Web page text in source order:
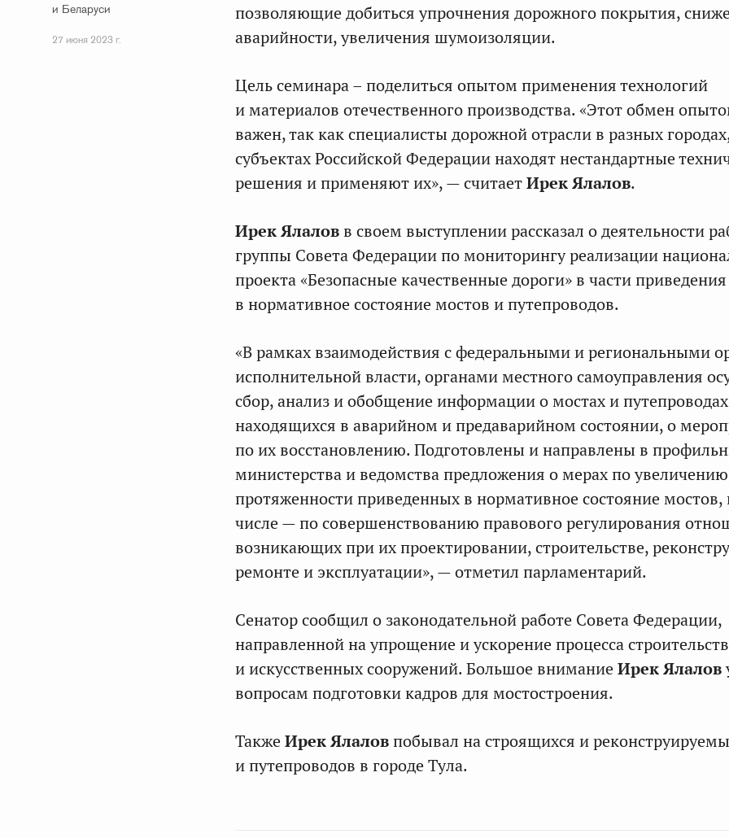
и Беларуси
27 июня 2023 г.
позволяющие добиться упрочнения дорожного покрытия,
аварийности, увеличения шумоизоляции.
Цель семинара – поделиться опытом применения технологий
и материалов отечественного производства. «Этот обмен
важен, так как специалисты дорожной отрасли в разных
субъектах Российской Федерации находят нестандартные
решения и применяют их», — считаетИрек Ялалов.
Ирек Ялаловв своем выступлении рассказал о деятельности
группы Совета Федерации по мониторингу реализации
проекта «Безопасные качественные дороги» в части приведения
в нормативное состояние мостов и путепроводов.
«В рамках взаимодействия с федеральными и региональными
исполнительной власти, органами местного самоуправления
сбор, анализ и обобщение информации о мостах и
находящихся в аварийном и предаварийном состоянии, о
по их восстановлению. Подготовлены и направлены в
министерства и ведомства предложения о мерах по увеличению
протяженности приведенных в нормативное состояние мостов,
числе — по совершенствованию правового регулирования
возникающих при их проектировании, строительстве,
ремонте и эксплуатации», — отметил парламентарий.
Сенатор сообщил о законодательной работе Совета Федерации,
направленной на упрощение и ускорение процесса
и искусственных сооружений. Большое внимание Ирек Ялалов
вопросам подготовки кадров для мостостроения.
Также Ирек Ялаловпобывал на строящихся и
и путепроводов в городе Тула.